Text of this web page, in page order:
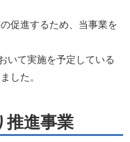
促進するため、当事業を
いて実施を予定している
した。
推進事業